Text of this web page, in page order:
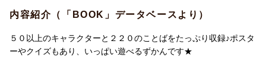
内容紹介（「BOOK」データベースより）
５０以上のキャラクターと２２０のことばをたっぷり収録♪ポスタ
ーやクイズもあり、いっぱい遊べるずかんです★